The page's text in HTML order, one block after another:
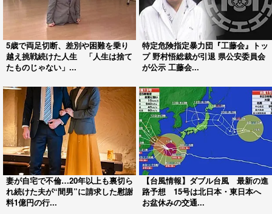
5歳で両足切断、差別や困難を乗り
越え挑戦続けた人生 「人生は捨て
たものじゃない」...
特定危険指定暴力団『工藤会』トッ
プ 野村悟総裁が引退 県公安委員会
が公示 工藤会...
妻が自宅で不倫…20年以上も裏切ら
れ続けた夫が“間男”に請求した慰謝
料1億円の行...
【台風情報】ダブル台風 最新の進
路予想 15号は北日本・東日本へ
お盆休みの交通...